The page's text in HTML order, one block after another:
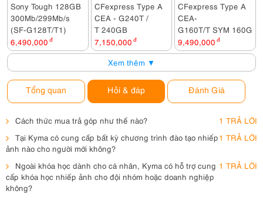
Sony Tough 128GB
300Mb/299Mb/s
(SF-G128T/T1)
6,490,000 đ
CFexpress Type A
CEA - G240T /
T 240GB
7,150,000 đ
CFexpress Type A
CEA-
G160T/T SYM 160GB
9,490,000 đ
Xem thêm ▼
Tổng quan Hỏi & đáp Đánh Giá
Cách thức mua trả góp như thế nào?
1 TRẢ LỜI
Tại Kyma có cung cấp bất kỳ chương trình đào tạo nhiếp
ảnh nào cho người mới không?
1 TRẢ LỜI
Ngoài khóa học dành cho cá nhân, Kyma có hỗ trợ cung
cấp khóa học nhiếp ảnh cho đội nhóm hoặc doanh nghiệp
không?
1 TRẢ LỜI